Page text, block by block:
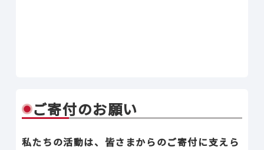
ご寄付のお願い
私たちの活動は、皆さまからのご寄付に支えら